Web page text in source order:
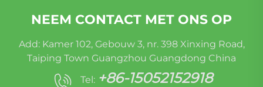
NEEM CONTACT MET ONS OP
Add: Kamer 102, Gebouw 3, nr. 398 Xinxing Road,
Taiping Town Guangzhou Guangdong China
Tel: +86-15052152918